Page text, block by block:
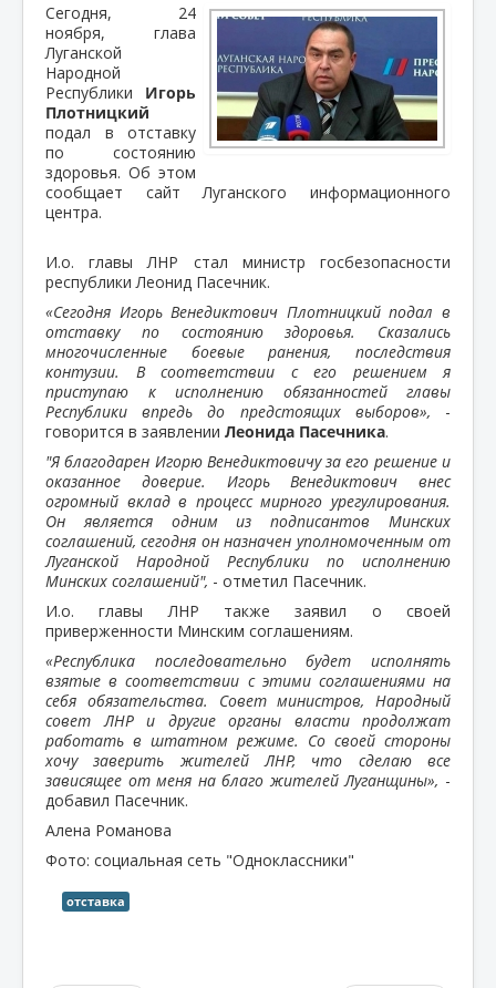
Сегодня, 24
ноября, глава
Луганской
Народной
Республики Игорь
Плотницкий
подал в отставку
по состоянию
здоровья. Об этом
сообщает сайт Луганского информационного
центра.
И.о. главы ЛНР стал министр госбезопасности
республики Леонид Пасечник.
«Сегодня Игорь Венедиктович Плотницкий подал в
отставку по состоянию здоровья. Сказались
многочисленные боевые ранения, последствия
контузии. В соответствии с его решением я
приступаю к исполнению обязанностей главы
Республики впредь до предстоящих выборов», -
говорится в заявлении Леонида Пасечника.
"Я благодарен Игорю Венедиктовичу за его решение и
оказанное доверие. Игорь Венедиктович внес
огромный вклад в процесс мирного урегулирования.
Он является одним из подписантов Минских
соглашений, сегодня он назначен уполномоченным от
Луганской Народной Республики по исполнению
Минских соглашений", - отметил Пасечник.
И.о. главы ЛНР также заявил о своей
приверженности Минским соглашениям.
«Республика последовательно будет исполнять
взятые в соответствии с этими соглашениями на
себя обязательства. Совет министров, Народный
совет ЛНР и другие органы власти продолжат
работать в штатном режиме. Со своей стороны
хочу заверить жителей ЛНР, что сделаю все
зависящее от меня на благо жителей Луганщины», -
добавил Пасечник.
Алена Романова
Фото: социальная сеть "Одноклассники"
отставка